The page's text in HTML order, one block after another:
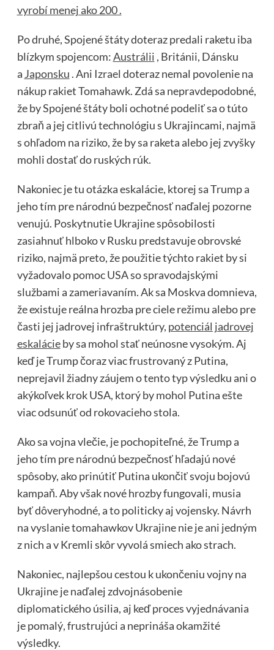
vyrobí menej ako 200 .
Po druhé, Spojené štáty doteraz predali raketu iba
blízkym spojencom:Austrálii , Británii, Dánsku
a Japonsku . Ani Izrael doteraz nemal povolenie na
nákup rakiet Tomahawk. Zdá sa nepravdepodobné,
že by Spojené štáty boli ochotné podeliť sa o túto
zbraň a jej citlivú technológiu s Ukrajincami, najmä
s ohľadom na riziko, že by sa raketa alebo jej zvyšky
mohli dostať do ruských rúk.
Nakoniec je tu otázka eskalácie, ktorej sa Trump a
jeho tím pre národnú bezpečnosť naďalej pozorne
venujú. Poskytnutie Ukrajine spôsobilosti
zasiahnuť hlboko v Rusku predstavuje obrovské
riziko, najmä preto, že použitie týchto rakiet by si
vyžadovalo pomoc USA so spravodajskými
službami a zameriavaním. Ak sa Moskva domnieva,
že existuje reálna hrozba pre ciele režimu alebo pre
časti jej jadrovej infraštruktúry, potenciál jadrovej
eskalácieby sa mohol stať neúnosne vysokým. Aj
keď je Trump čoraz viac frustrovaný z Putina,
neprejavil žiadny záujem o tento typ výsledku ani o
akýkoľvek krok USA, ktorý by mohol Putina ešte
viac odsunúť od rokovacieho stola.
Ako sa vojna vlečie, je pochopiteľné, že Trump a
jeho tím pre národnú bezpečnosť hľadajú nové
spôsoby, ako prinútiť Putina ukončiť svoju bojovú
kampaň. Aby však nové hrozby fungovali, musia
byť dôveryhodné, a to politicky aj vojensky. Návrh
na vyslanie tomahawkov Ukrajine nie je ani jedným
z nich a v Kremli skôr vyvolá smiech ako strach.
Nakoniec, najlepšou cestou k ukončeniu vojny na
Ukrajine je naďalej zdvojnásobenie
diplomatického úsilia, aj keď proces vyjednávania
je pomalý, frustrujúci a neprináša okamžité
výsledky.